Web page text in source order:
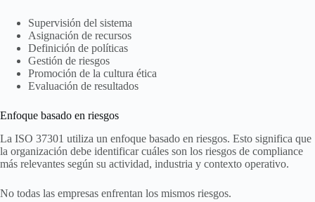
Supervisión del sistema
Asignación de recursos
Definición de políticas
Gestión de riesgos
Promoción de la cultura ética
Evaluación de resultados
Enfoque basado en riesgos
La ISO 37301 utiliza un enfoque basado en riesgos. Esto significa que
la organización debe identificar cuáles son los riesgos de compliance
más relevantes según su actividad, industria y contexto operativo.
No todas las empresas enfrentan los mismos riesgos.